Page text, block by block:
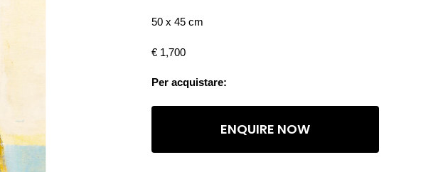
50 x 45 cm
€ 1,700
Per acquistare:
ENQUIRE NOW